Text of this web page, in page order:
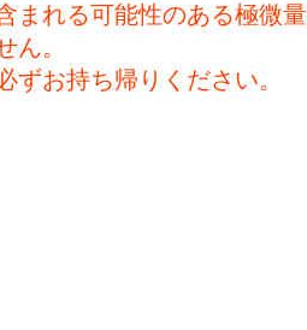
まれる可能性のある極微
ん。
ずお持ち帰りください。